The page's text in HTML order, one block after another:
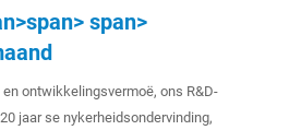
span>
ontwikkelingsvermoë, ons R&D-
jaar se nykerheidsondervinding,